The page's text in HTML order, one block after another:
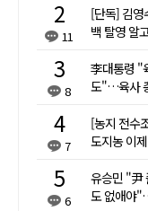
11
[단독] 김영
백 탈영 알
8
李대통령 "
도"…육사
7
[농지 전수
도지농 이
6
유승민 "尹
도 없애야